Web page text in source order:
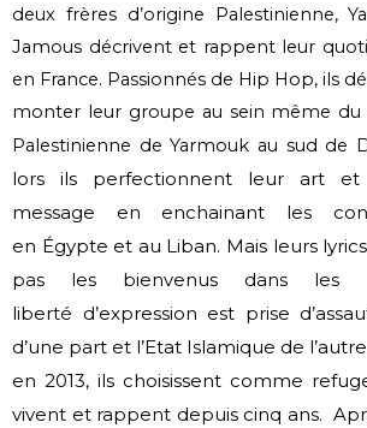
deux frères d’origine Palestinienne,
Jamous décrivent et rappent leur
en France. Passionnés de Hip Hop, ils
monter leur groupe au sein même du
Palestinienne de Yarmouk au sud de
lors ils perfectionnent leur art
message en enchainant les
en Égypte et au Liban. Mais leurs
pas les bienvenus dans
liberté d’expression est prise
d’une part et l’Etat Islamique de
en 2013, ils choisissent comme
vivent et rappent depuis cinq ans.